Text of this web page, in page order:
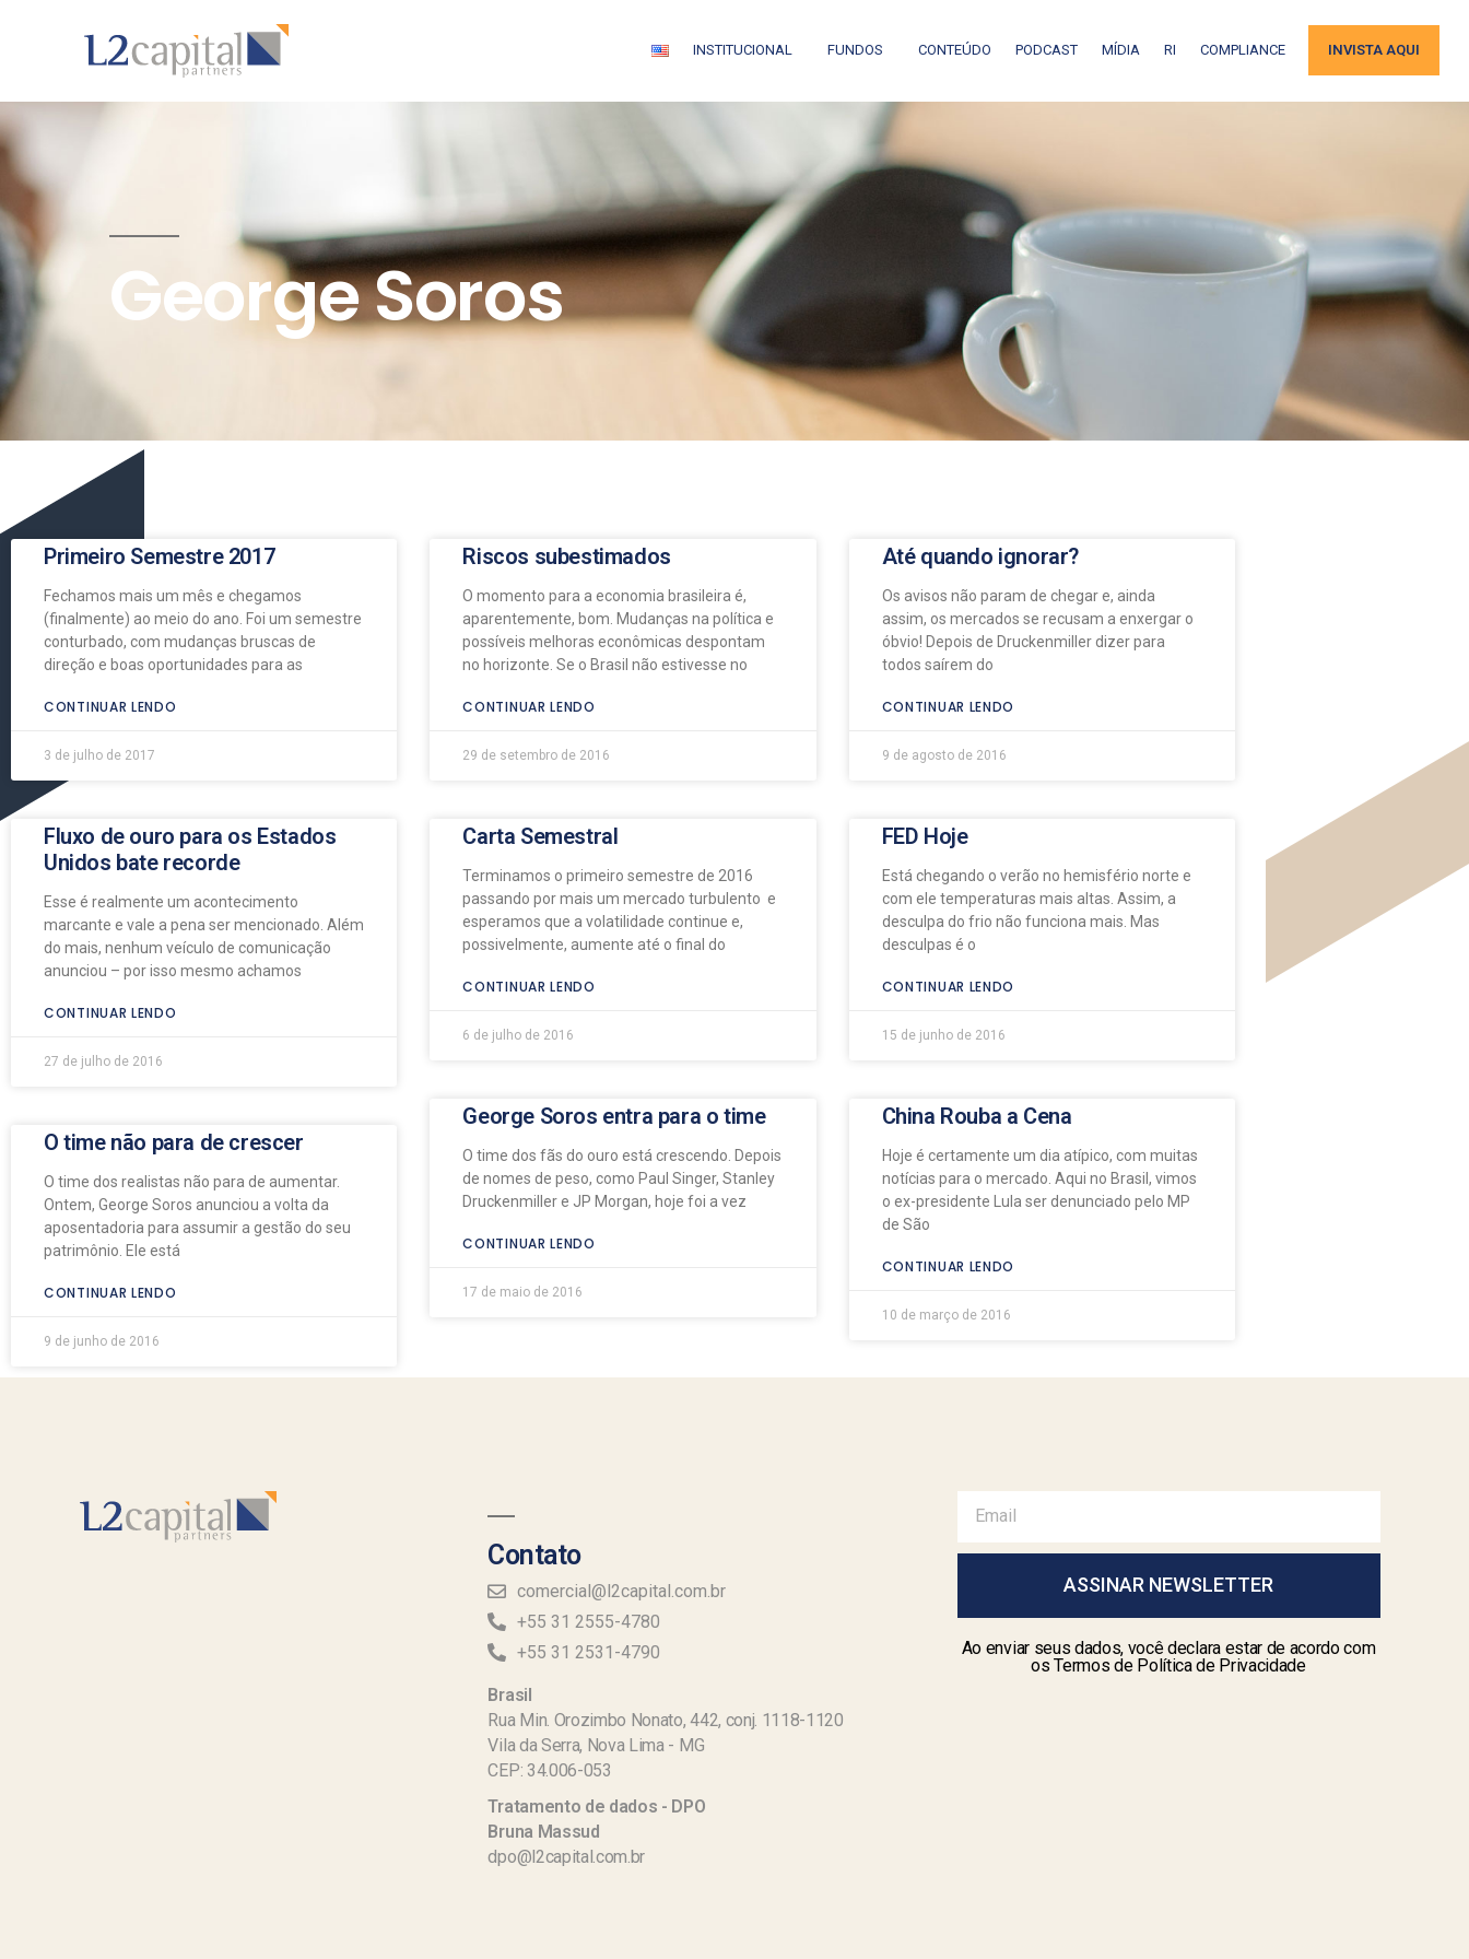
INSTITUCIONAL FUNDOS CONTEÚDO PODCAST MÍDIA RI COMPLIANCE INVISTA AQUI
George Soros
Primeiro Semestre 2017
Fechamos mais um mês e chegamos
(finalmente) ao meio do ano. Foi um semestre
conturbado, com mudanças bruscas de
direção e boas oportunidades para as
CONTINUAR LENDO
3 de julho de 2017
Riscos subestimados
O momento para a economia brasileira é,
aparentemente, bom. Mudanças na política e
possíveis melhoras econômicas despontam
no horizonte. Se o Brasil não estivesse no
CONTINUAR LENDO
29 de setembro de 2016
Até quando ignorar?
Os avisos não param de chegar e, ainda
assim, os mercados se recusam a enxergar o
óbvio! Depois de Druckenmiller dizer para
todos saírem do
CONTINUAR LENDO
9 de agosto de 2016
Fluxo de ouro para os Estados
Unidos bate recorde
Esse é realmente um acontecimento
marcante e vale a pena ser mencionado. Além
do mais, nenhum veículo de comunicação
anunciou – por isso mesmo achamos
CONTINUAR LENDO
27 de julho de 2016
Carta Semestral
Terminamos o primeiro semestre de 2016
passando por mais um mercado turbulento e
esperamos que a volatilidade continue e,
possivelmente, aumente até o final do
CONTINUAR LENDO
6 de julho de 2016
FED Hoje
Está chegando o verão no hemisfério norte e
com ele temperaturas mais altas. Assim, a
desculpa do frio não funciona mais. Mas
desculpas é o
CONTINUAR LENDO
15 de junho de 2016
O time não para de crescer
O time dos realistas não para de aumentar.
Ontem, George Soros anunciou a volta da
aposentadoria para assumir a gestão do seu
patrimônio. Ele está
CONTINUAR LENDO
9 de junho de 2016
George Soros entra para o time
O time dos fãs do ouro está crescendo. Depois
de nomes de peso, como Paul Singer, Stanley
Druckenmiller e JP Morgan, hoje foi a vez
CONTINUAR LENDO
17 de maio de 2016
China Rouba a Cena
Hoje é certamente um dia atípico, com muitas
notícias para o mercado. Aqui no Brasil, vimos
o ex-presidente Lula ser denunciado pelo MP
de São
CONTINUAR LENDO
10 de março de 2016
Contato
comercial@l2capital.com.br
+55 31 2555-4780
+55 31 2531-4790
Brasil
Rua Min. Orozimbo Nonato, 442, conj. 1118-1120
Vila da Serra, Nova Lima - MG
CEP: 34.006-053
Tratamento de dados - DPO
Bruna Massud
dpo@l2capital.com.br
ASSINAR NEWSLETTER
Ao enviar seus dados, você declara estar de acordo com
os Termos de Política de Privacidade